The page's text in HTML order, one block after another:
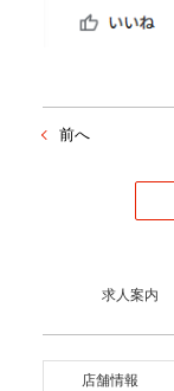
前へ
求人案内
店舗情報